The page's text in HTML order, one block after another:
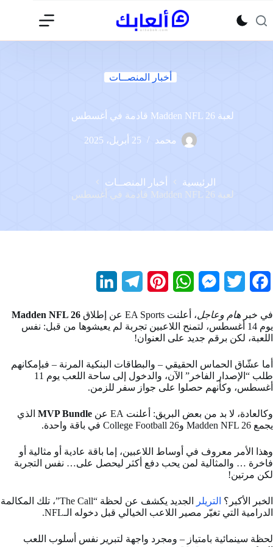
إلى
المحتوى
أخبار المنصــات
لعبة Madden NFL 26 قادمة في أغسطس
محمد 25 أبريل، 2025
الرئيسية
أخبار المنصــات
لعبة Madden NFL 26 قادمة في أغسطس
c
e
b
o
k
i
t
t
e
M
s
s
n
e
r
W
a
t
s
A
p
n
t
e
s
t
l
g
m
n
e
d
n
في خبر هام وعاجل، أعلنت EA Sports عن إطلاق
Madden NFL 26
يوم 14 أغسطس، لتمنح اللاعبين تجربة لم يعيشوها من قبل: نفس
اللعبة، لكن برقم جديد على العنوان!
أما عشّاق الحماس الحقيقي – والبطاقات البنكية المرنة – فبإمكانهم
طلب “الإصدار الفاخر” الآن، والدخول إلى ساحة اللعب يوم 11
أغسطس، وكأنهم حصلوا على جواز سفر للزمن.
وكالعادة، لا بد من بعض البريق: أعلنت EA عن MVP Bundle الذي
يجمع Madden NFL 26 وCollege Football 26 في باقة واحدة.
وهذا الأمر معروف في أوساط اللاعبين، إما باقة عادية أو مثالية أو
فاخرة … والمثالية لمن يحب دفع أكثر ليحصل على… نفس التجربة
لكن مرتين!
الخبر الأكبر؟ التريلر
الجديد يكشف عن لحظة “The Call”، تلك المكالمة
الدرامية التي تغيّر مصير اللاعب الخيالي قبل دخوله الـNFL.
لحظة سينمائية بامتياز – ومجرد واجهة لتبرير نفس أسلوب اللعب